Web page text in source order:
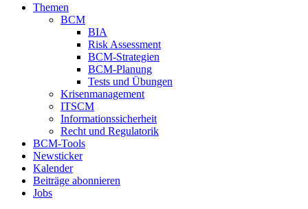
Themen
BCM
BIA
Risk Assessment
BCM-Strategien
BCM-Planung
Tests und Übungen
Krisenmanagement
ITSCM
Informationssicherheit
Recht und Regulatorik
BCM-Tools
Newsticker
Kalender
Beiträge abonnieren
Jobs